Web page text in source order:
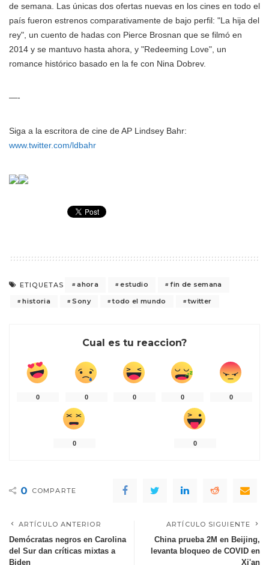
de semana. Las únicas dos ofertas nuevas en los cines en todo el
país fueron estrenos comparativamente de bajo perfil: "La hija del
rey", un cuento de hadas con Pierce Brosnan que se filmó en
2014 y se mantuvo hasta ahora, y "Redeeming Love", un
romance histórico basado en la fe con Nina Dobrev.
—-
Siga a la escritora de cine de AP Lindsey Bahr:
www.twitter.com/ldbahr
ETIQUETAS ahora estudio
fin de semana
historia
Sony todo el mundo twitter
Cual es tu reaccion?
0 0 0 0 0
0 0
0 COMPARTE
ARTÍCULO ANTERIOR
Demócratas negros en Carolina
del Sur dan críticas mixtas a
Biden
ARTÍCULO SIGUIENTE
China prueba 2M en Beijing,
levanta bloqueo de COVID en
Xi'an